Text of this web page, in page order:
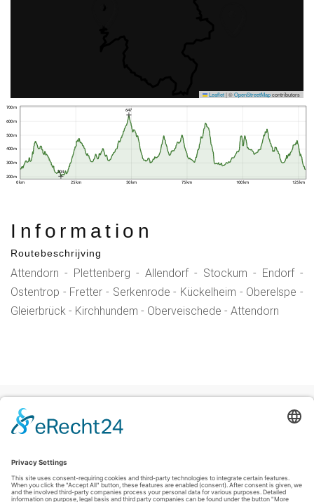
Leaflet|©OpenStreetMapcontributors
0 km 25 km 50 km 75 km 100 km 125 km
200 m
300 m
400 m
500 m
600 m
700 m
204
647
Information
Routebeschrijving
Attendorn - Plettenberg - Allendorf - Stockum - Endorf -
Ostentrop - Fretter - Serkenrode - Kückelheim - Oberelspe -
Gleierbrück - Kirchhundem - Oberveischede - Attendorn
Colofon|Privacyverklaring|Verklaring inzake toegankelijkheid
Contact